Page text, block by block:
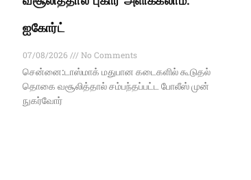
ஐகோர்ட்
07/08/2026
No Comments
சென்னை:டாஸ்மாக் மதுபான கடைகளில் கூடுதல்
தொகை வசூலித்தால் சம்பந்தப்பட்ட போலீஸ் முன்
நுகர்வோர்